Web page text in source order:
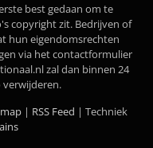
best gedaan om te
copyright zit. Bedrijven of
hun eigendomsrechten
via het contactformulier
zal dan binnen 24
| RSS Feed | Techniek